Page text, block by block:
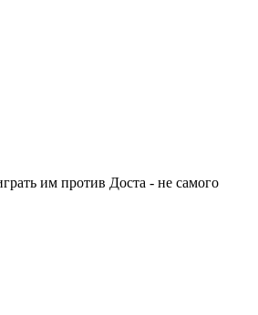
им против Доста - не самого